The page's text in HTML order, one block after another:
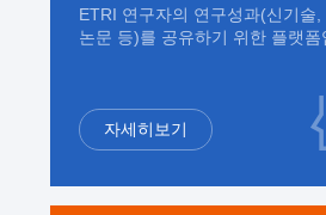
ETRI 연구자의 연구성과(신기술,
논문 등)를 공유하기 위한 플랫폼
자세히보기